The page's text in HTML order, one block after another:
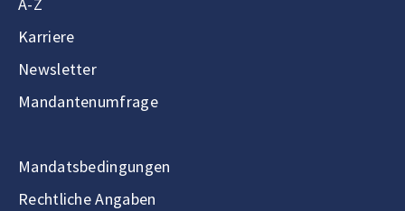
A-Z
Karriere
Newsletter
Mandantenumfrage
Mandatsbedingungen
Rechtliche Angaben